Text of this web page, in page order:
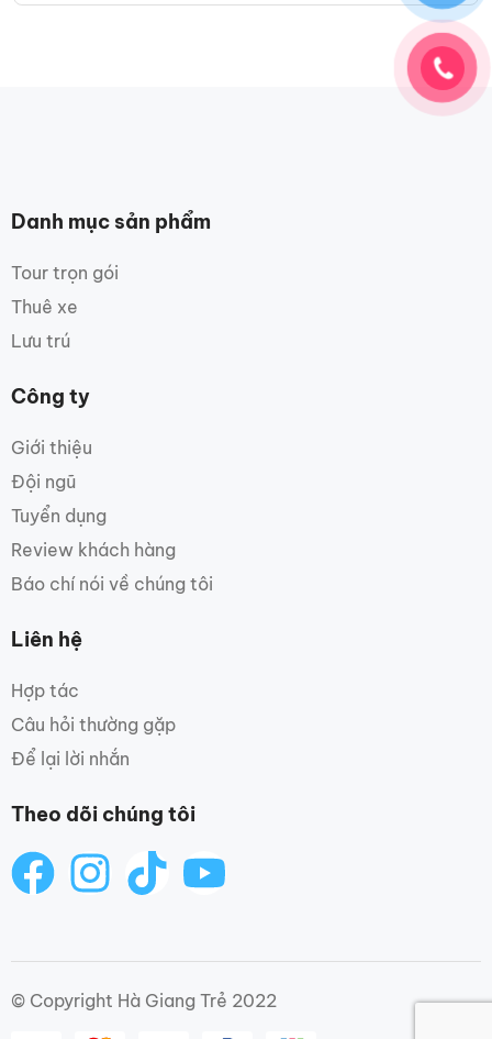
Danh mục sản phẩm
Tour trọn gói
Thuê xe
Lưu trú
Công ty
Giới thiệu
Đội ngũ
Tuyển dụng
Review khách hàng
Báo chí nói về chúng tôi
Liên hệ
Hợp tác
Câu hỏi thường gặp
Để lại lời nhắn
Theo dõi chúng tôi
© Copyright Hà Giang Trẻ 2022